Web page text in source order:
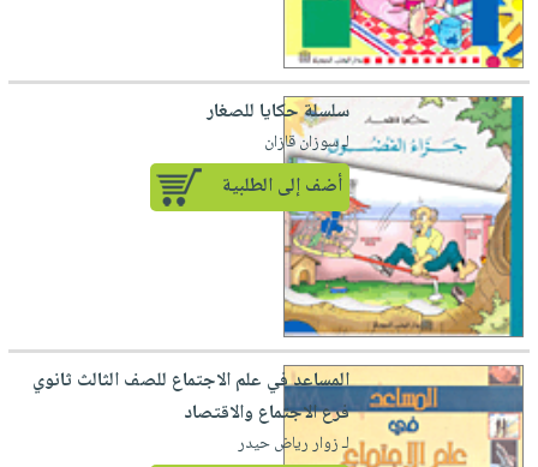
سلسلة حكايا للصغار
لـ سوزان قازان
أضف إلى الطلبية
المساعد في علم الاجتماع للصف الثالث ثانوي
فرع الاجتماع والاقتصاد
لـ زوار رياض حيدر